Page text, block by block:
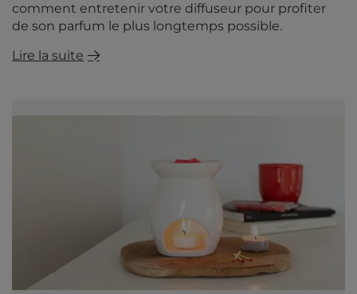
comment entretenir votre diffuseur pour profiter
de son parfum le plus longtemps possible.
Lire la suite